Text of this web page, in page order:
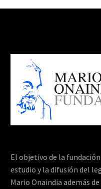
El objetivo de la
estudio y la difusión del
Mario Onaindia además